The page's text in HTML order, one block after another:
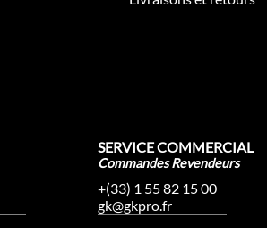
SERVICE COMMERCIAL
Commandes Revendeurs
+(33) 1 55 82 15 00
gk@gkpro.fr